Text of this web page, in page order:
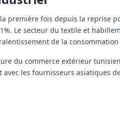
première fois depuis la reprise
Le secteur du textile et
de la consommation
du commerce extérieur
les fournisseurs asiatiques